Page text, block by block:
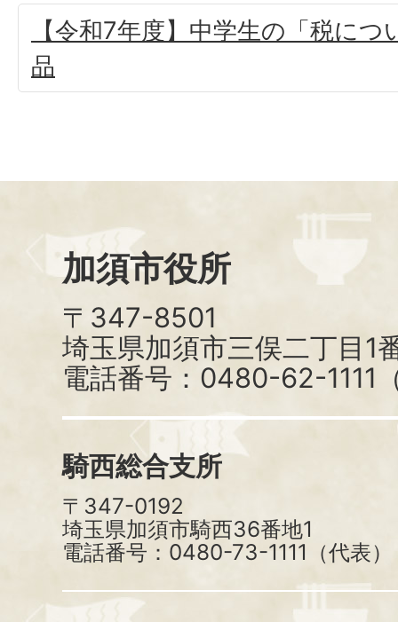
【令和7年度】中学生の「税に
品
加須市役所
〒347-8501
埼玉県加須市三俣二丁目1
電話番号：0480-62-1111
騎西総合支所
〒347-0192
埼玉県加須市騎西36番地1
電話番号：0480-73-1111（代表）